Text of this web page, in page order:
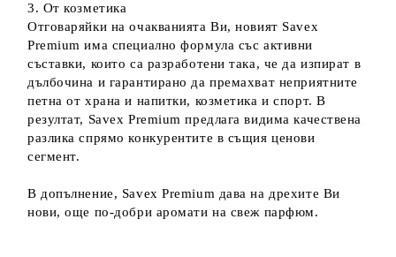
3. От козметика
Отговаряйки на очакванията Ви, новият Savex
Premium има специално формула със активни
съставки, които са разработени така, че да изпират в
дълбочина и гарантирано да премахват неприятните
петна от храна и напитки, козметика и спорт. В
резултат, Savex Premium предлага видима качествена
разлика спрямо конкурентите в същия ценови
сегмент.
В допълнение, Savex Premium дава на дрехите Ви
нови, още по-добри аромати на свеж парфюм.